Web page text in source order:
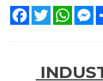
FacebookTwitter